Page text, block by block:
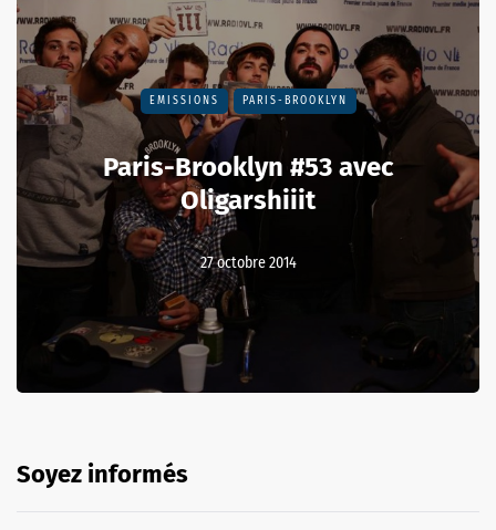
EMISSIONS PARIS-BROOKLYN
Paris-Brooklyn #53 avec
Oligarshiiit
27 octobre 2014
Soyez informés